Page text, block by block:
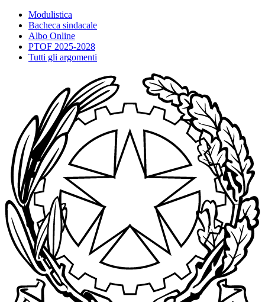
Modulistica
Bacheca sindacale
Albo Online
PTOF 2025-2028
Tutti gli argomenti